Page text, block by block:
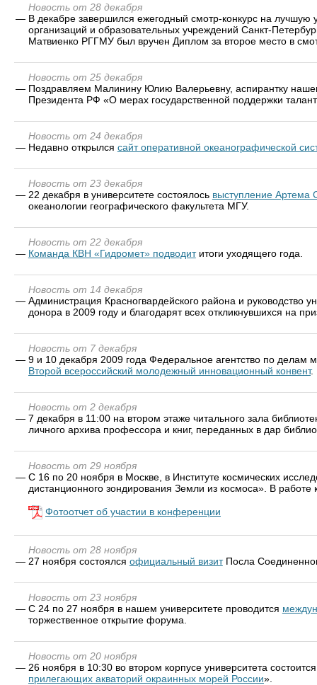
Новость от 28 декабря
— В декабре завершился ежегодный смотр-конкурс на
организаций и образовательных учреждений Санкт-
Матвиенко РГГМУ был вручен Диплом за второе место в
Новость от 25 декабря
— Поздравляем Малинину Юлию Валерьевну, аспирантку
Президента РФ «О мерах государственной поддержки
Новость от 24 декабря
— Недавно открылся сайт оперативной океанографической
Новость от 23 декабря
— 22 декабря в университете состоялось выступление Артема
океанологии географического факультета МГУ.
Новость от 22 декабря
— Команда КВН «Гидромет» подводититоги уходящего года.
Новость от 14 декабря
— Администрация Красногвардейского района и руководство
донора в 2009 году и благодарят всех откликнувшихся на
Новость от 7 декабря
— 9 и 10 декабря 2009 года Федеральное агентство по делам
Второй всероссийский молодежный инновационный конвент.
Новость от 2 декабря
— 7 декабря в 11:00 на втором этаже читального зала
личного архива профессора и книг, переданных в дар
Новость от 29 ноября
— С 16 по 20 ноября в Москве, в Институте космических
дистанционного зондирования Земли из космоса». В
Фотоотчет об участии в конференции
Новость от 28 ноября
— 27 ноября состоялся официальный визитПосла
Новость от 23 ноября
— C 24 по 27 ноября в нашем университете проводится
торжественное открытие форума.
Новость от 20 ноября
— 26 ноября в 10:30 во втором корпусе университета
прилегающих акваторий окраинных морей России».